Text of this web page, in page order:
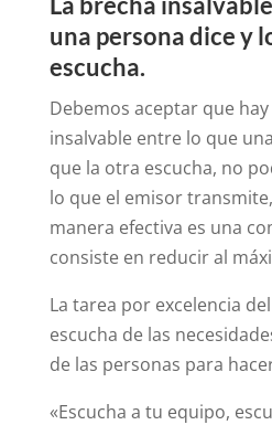
una persona dice y
escucha.
Debemos aceptar que
insalvable entre lo que
que la otra escucha, no
lo que el emisor
manera efectiva es una
consiste en reducir al
La tarea por excelencia
escucha de las
de las personas para
«Escucha a tu equipo,